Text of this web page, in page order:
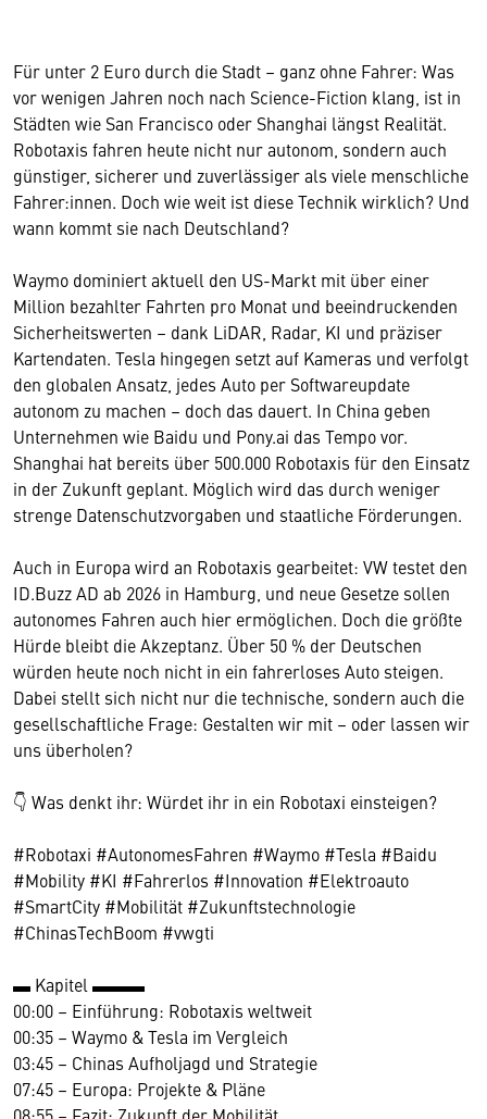
Für unter 2 Euro durch die Stadt – ganz ohne Fahrer: Was
vor wenigen Jahren noch nach Science-Fiction klang, ist in
Städten wie San Francisco oder Shanghai längst Realität.
Robotaxis fahren heute nicht nur autonom, sondern auch
günstiger, sicherer und zuverlässiger als viele menschliche
Fahrer:innen. Doch wie weit ist diese Technik wirklich? Und
wann kommt sie nach Deutschland?
Waymo dominiert aktuell den US-Markt mit über einer
Million bezahlter Fahrten pro Monat und beeindruckenden
Sicherheitswerten – dank LiDAR, Radar, KI und präziser
Kartendaten. Tesla hingegen setzt auf Kameras und verfolgt
den globalen Ansatz, jedes Auto per Softwareupdate
autonom zu machen – doch das dauert. In China geben
Unternehmen wie Baidu und Pony.ai das Tempo vor.
Shanghai hat bereits über 500.000 Robotaxis für den Einsatz
in der Zukunft geplant. Möglich wird das durch weniger
strenge Datenschutzvorgaben und staatliche Förderungen.
Auch in Europa wird an Robotaxis gearbeitet: VW testet den
ID.Buzz AD ab 2026 in Hamburg, und neue Gesetze sollen
autonomes Fahren auch hier ermöglichen. Doch die größte
Hürde bleibt die Akzeptanz. Über 50 % der Deutschen
würden heute noch nicht in ein fahrerloses Auto steigen.
Dabei stellt sich nicht nur die technische, sondern auch die
gesellschaftliche Frage: Gestalten wir mit – oder lassen wir
uns überholen?
👇 Was denkt ihr: Würdet ihr in ein Robotaxi einsteigen?
#Robotaxi #AutonomesFahren #Waymo #Tesla #Baidu
#Mobility #KI #Fahrerlos #Innovation #Elektroauto
#SmartCity #Mobilität #Zukunftstechnologie
#ChinasTechBoom #vwgti
▬ Kapitel ▬▬▬
00:00 – Einführung: Robotaxis weltweit
00:35 – Waymo & Tesla im Vergleich
03:45 – Chinas Aufholjagd und Strategie
07:45 – Europa: Projekte & Pläne